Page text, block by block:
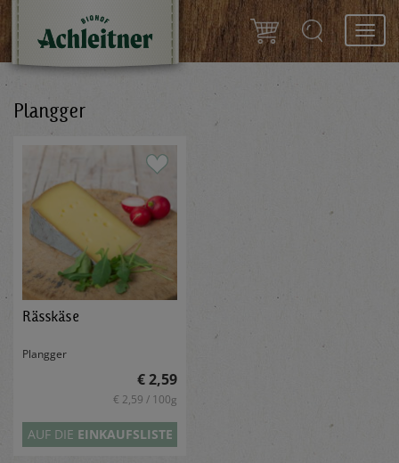
Plangger
Rässkäse
Plangger
€ 2,59
€ 2,59 / 100g
AUF DIE EINKAUFSLISTE